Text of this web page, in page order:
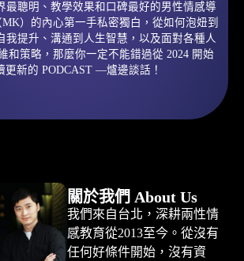
最聰明、教學效果和口碑最好的男性情感導
）的內心第一手私密獨白，從如何泡妞到
我提升、溝通到人生智慧，以及面對各種人
和策略，那麼你一定不能錯過從 2024 開始
更新的 PODCAST —爐邊談話！
關於我們 About Us​
我們來自台北，深耕兩性情
感教育從2013至今。從沒有
任何好條件開始，沒有資